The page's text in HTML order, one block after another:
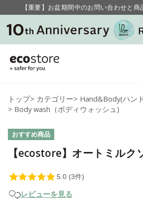
毎月お得にポイントが貯まる！ “月の
【重要】お盆期間中のお問い合わせと商
毎月お得にポイントが貯まる！ “月のポ
トップ> カテゴリー> Hand&Body(ハン
> Body wash（ボディウォッシュ)
おすすめ商品
【ecostore】オートミルク
レビューを見る